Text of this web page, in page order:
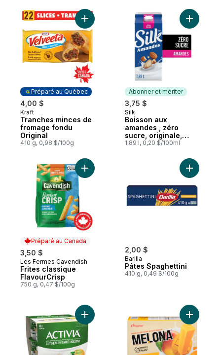
Préparé au Québec
4,00 $
Préparé au Québec
Kraft
Tranches minces de
fromage fondu
Original
410 g, 0,98 $/100g
Ajouter Tranches minces de fromage
Abonner et mériter
3,75 $
Abonner et mériter
Silk
Boisson aux
amandes , zéro
sucre, originale,
sans produits laitiers
1.89 l, 0,20 $/100ml
Ajouter
Préparé au Canada
3,50 $
Préparé au Canada
Les Fermes Cavendish
Frites classique
FlavourCrisp
750 g, 0,47 $/100g
Ajouter Frites classique FlavourCrisp au
2,00 $
Barilla
Pâtes Spaghettini
410 g, 0,49 $/100g
Ajouter
Ajouter Yogourt probiotique, saveurAjouter